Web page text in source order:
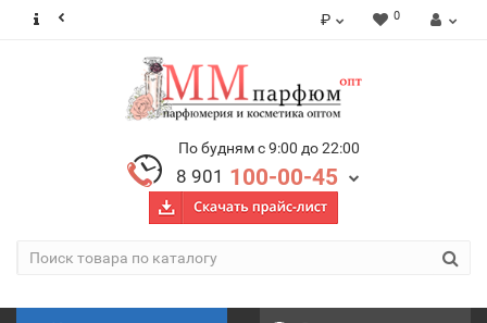
₽ 0
По будням с 9:00 до 22:00
8 901 100-00-45